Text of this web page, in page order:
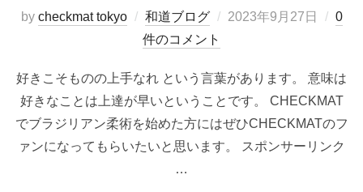
by checkmat tokyo 和道ブログ
投
2023年9月27日
0
件のコメント
好きこそものの上手なれ という言葉があります。 意味は
好きなことは上達が早いということです。 CHECKMAT
でブラジリアン柔術を始めた方にはぜひCHECKMATのフ
ァンになってもらいたいと思います。 スポンサーリンク
…